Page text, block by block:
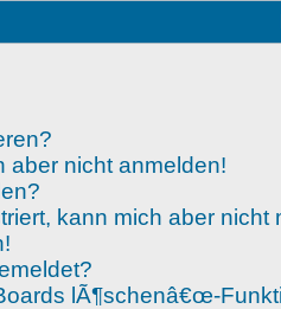
aber nicht anmelden!
kann mich aber nicht
lÃ¶schenâ€œ-